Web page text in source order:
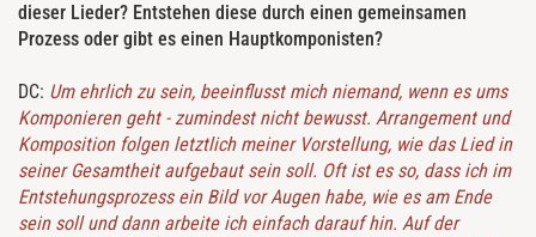
dieser Lieder? Entstehen diese durch einen gemeinsamen
Prozess oder gibt es einen Hauptkomponisten?
DC: Um ehrlich zu sein, beeinflusst mich niemand, wenn es ums
Komponieren geht - zumindest nicht bewusst. Arrangement und
Komposition folgen letztlich meiner Vorstellung, wie das Lied in
seiner Gesamtheit aufgebaut sein soll. Oft ist es so, dass ich im
Entstehungsprozess ein Bild vor Augen habe, wie es am Ende
sein soll und dann arbeite ich einfach darauf hin. Auf der